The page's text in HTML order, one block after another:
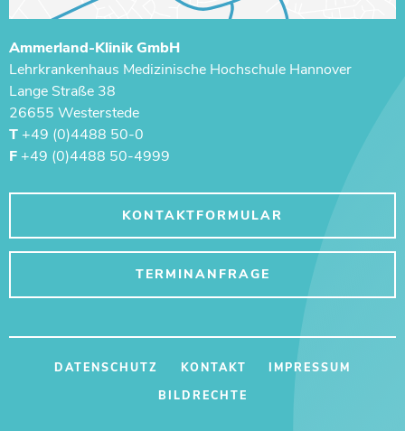
Ammerland-Klinik GmbH
Lehrkrankenhaus ­Medizinische Hochschule Hannover
Lange Straße 38
26655 Westerstede
T +49 (0)4488 50-0
F +49 (0)4488 50-4999
KONTAKTFORMULAR
TERMINANFRAGE
DATENSCHUTZ KONTAKT
IMPRESSUM
BILDRECHTE